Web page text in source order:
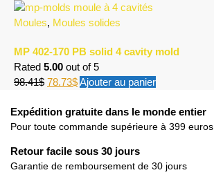
Moules, Moules solides
MP 402-170 PB solid 4 cavity mold
Rated 5.00 out of 5
98.41$ 78.73$Ajouter au panier
Expédition gratuite dans le monde entier
Pour toute commande supérieure à 399 euros
Retour facile sous 30 jours
Garantie de remboursement de 30 jours